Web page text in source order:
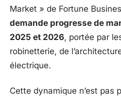
Market » de Fortune
demande progresse de
2025 et 2026, portée par
robinetterie, de
électrique.
Cette dynamique n’est pas